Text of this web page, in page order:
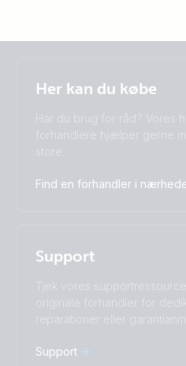
Dansk
Change language
Čeština
Italiano
Suomalainen
Русский
中國人
Subscribe
Her kan du købe
Har du brug for råd? Vores
forhandlere hjælper gerne
store.
Find en forhandler i
Support
Tjek vores
originale forhandler for
reparationer eller
Support